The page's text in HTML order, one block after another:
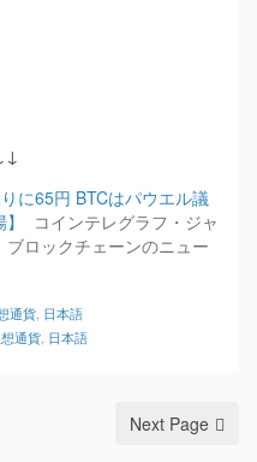
に65円 BTCはパウエル議
コインテレグラフ・ジャ
ロックチェーンのニュー
通貨 日本語
通貨 日本語
Next Page